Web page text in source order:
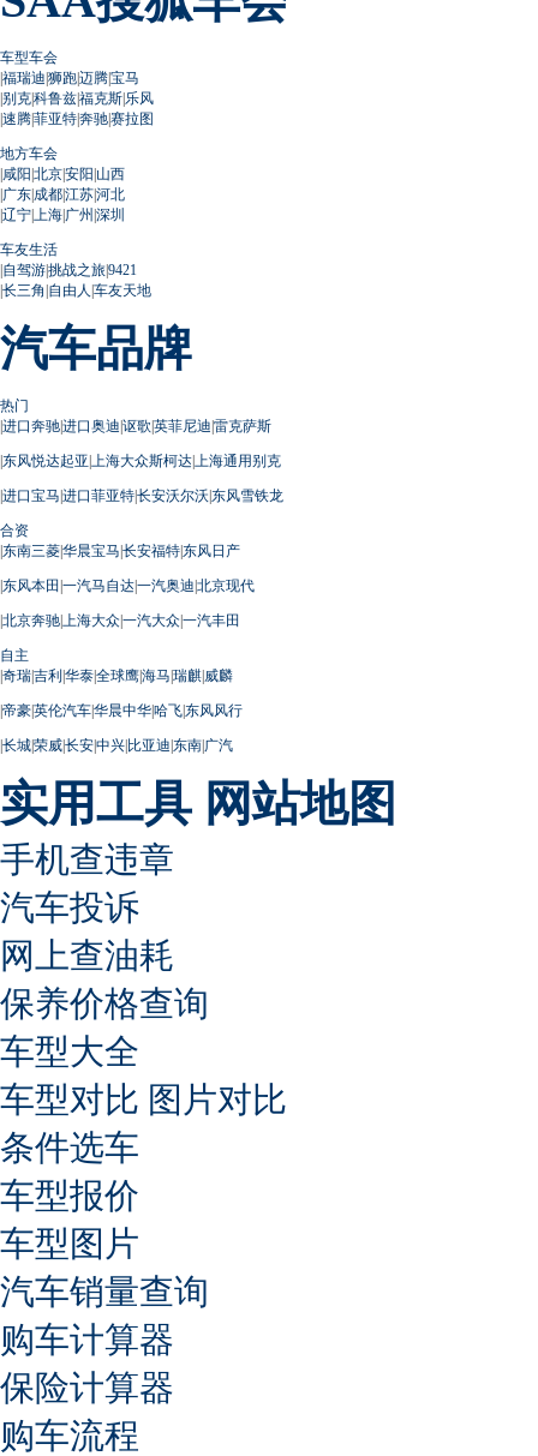
车型车会
|福瑞迪|狮跑|迈腾|宝马
|别克|科鲁兹|福克斯|乐风
|速腾|菲亚特|奔驰|赛拉图
地方车会
|咸阳|北京|安阳|山西
|广东|成都|江苏|河北
|辽宁| 上海|广州 |深圳
车友生活
|自驾游|挑战之旅|9421
|长三角 |自由人 |车友天地
汽车品牌
热门
|进口奔驰|进口奥迪|讴歌|英菲尼迪|雷克萨斯
|东风悦达起亚| 上海大众斯柯达| 上海通用别克
|进口宝马|进口菲亚特|长安沃尔沃|东风雪铁龙
合资
|东南三菱|华晨宝马|长安福特|东风日产
|东风本田 |一汽马自达|一汽奥迪|北京现代
|北京奔驰| 上海大众|一汽大众|一汽丰田
自主
|奇瑞|吉利|华泰|全球鹰|海马|瑞麒|威麟
|帝豪|英伦汽车|华晨中华|哈飞|东风风行
|长城|荣威|长安|中兴|比亚迪|东南|广汽
实用工具 网站地图
手机查违章
汽车投诉
网上查油耗
保养价格查询
车型大全
车型对比 图片对比
条件选车
车型报价
车型图片
汽车销量查询
购车计算器
保险计算器
购车流程